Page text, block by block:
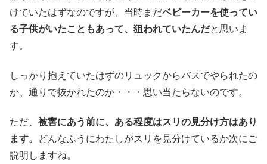
けていたはずなのですが、当時まだベビーカーを使ってい
る子供がいたこともあって、狙われていたんだと思いま
す。
しっかり抱えていたはずのリュックからバスでやられたの
か、通りで抜かれたのか・・・思い当たらないのです。
ただ、 被害にあう前に、ある程度はスリの見分け方はあり
ます。 どんなふうにわたしがスリを見分けているか次にご
説明しますね。